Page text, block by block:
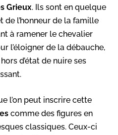
Grieux. Ils sont en quelque
de l’honneur de la famille
à ramener le chevalier
l’éloigner de la débauche,
d’état de nuire ses
l’on peut inscrire cette
comme des figures en
classiques. Ceux-ci